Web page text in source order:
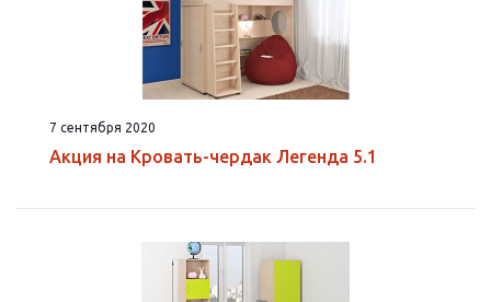
7 сентября 2020
Акция на Кровать-чердак Легенда 5.1